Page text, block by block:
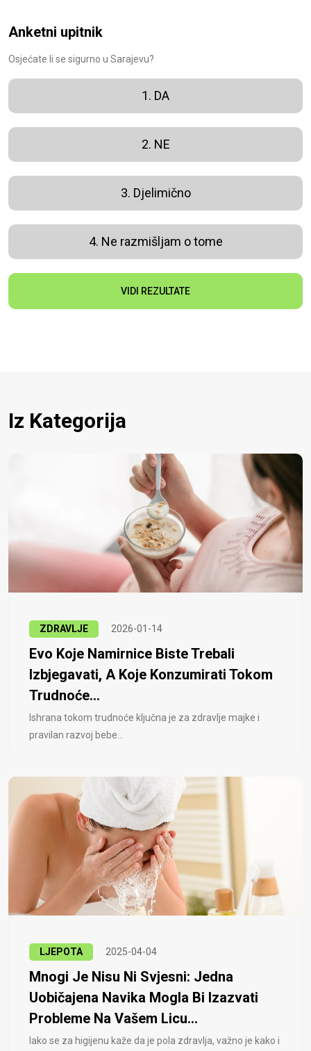
Anketni upitnik
Osjećate li se sigurno u Sarajevu?
1. DA
2. NE
3. Djelimično
4. Ne razmišljam o tome
VIDI REZULTATE
Iz Kategorija
ZDRAVLJE 2026-01-14
Evo Koje Namirnice Biste Trebali
Izbjegavati, A Koje Konzumirati Tokom
Trudnoće...
Ishrana tokom trudnoće ključna je za zdravlje majke i
pravilan razvoj bebe...
LJEPOTA 2025-04-04
Mnogi Je Nisu Ni Svjesni: Jedna
Uobičajena Navika Mogla Bi Izazvati
Probleme Na Vašem Licu...
Iako se za higijenu kaže da je pola zdravlja, važno je kako i